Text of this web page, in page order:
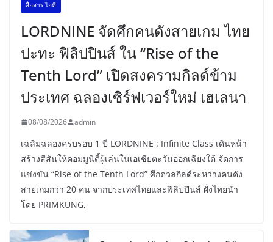
สื่อสาร-ไอที
LORDNINE จัดศึกคนดังสายเกม ไทย
ปะทะ ฟิลิปปินส์ ใน “Rise of the
Tenth Lord” เปิดสงครามกิลด์ข้าม
ประเทศ ฉลองเซิร์ฟเวอร์ใหม่ เฮเลนา
08/08/2026 admin
เฉลิมฉลองครบรอบ 1 ปี LORDNINE : Infinite Class เดินหน้า
สร้างสีสันให้คอมมูนิตี้ผู้เล่นในเอเชียตะวันออกเฉียงใต้ จัดการ
แข่งขัน “Rise of the Tenth Lord” ศึกดวลกิลด์ระหว่างคนดัง
สายเกมกว่า 20 คน จากประเทศไทยและฟิลิปปินส์ ฝั่งไทยนำ
โดย PRIMKUNG,